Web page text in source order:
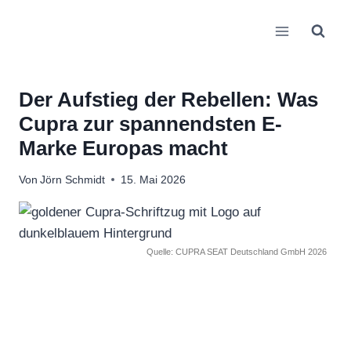
Der Aufstieg der Rebellen: Was
Cupra zur spannendsten E-
Marke Europas macht
Von Jörn Schmidt 15. Mai 2026
Quelle: CUPRA SEAT Deutschland GmbH 2026